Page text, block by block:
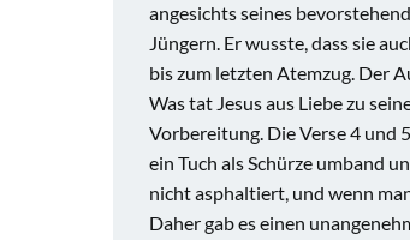
angesichts seines
Jüngern. Er wusste, dass sie
bis zum letzten Atemzug. Der
Was tat Jesus aus Liebe zu
Vorbereitung. Die Verse 4 und
ein Tuch als Schürze umband
nicht asphaltiert, und wenn
Daher gab es einen